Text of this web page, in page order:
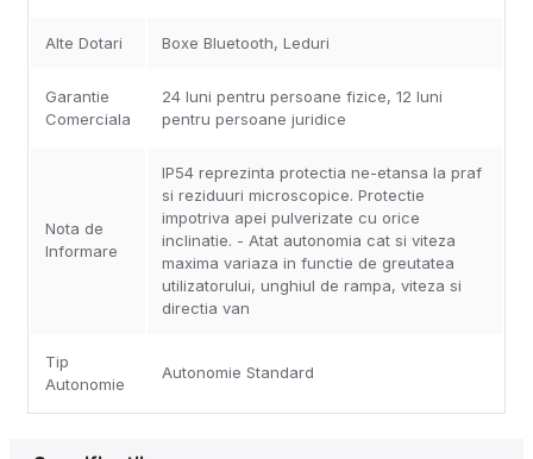
Alte Dotari Boxe Bluetooth, Leduri
Garantie
Comerciala
24 luni pentru persoane fizice, 12 luni
pentru persoane juridice
Nota de
Informare
IP54 reprezinta protectia ne-etansa la praf
si reziduuri microscopice. Protectie
impotriva apei pulverizate cu orice
inclinatie. - Atat autonomia cat si viteza
maxima variaza in functie de greutatea
utilizatorului, unghiul de rampa, viteza si
directia van
Tip
Autonomie
Autonomie Standard